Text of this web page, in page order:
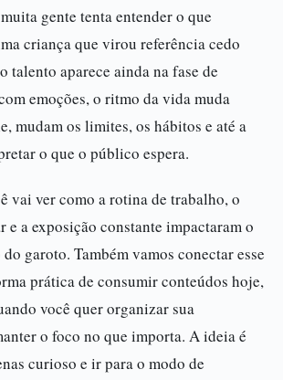
gente tenta entender o que
criança que virou referência cedo
talento aparece ainda na fase de
emoções, o ritmo da vida muda
mudam os limites, os hábitos e até a
o que o público espera.
vai ver como a rotina de trabalho, o
a exposição constante impactaram o
garoto. Também vamos conectar esse
prática de consumir conteúdos hoje,
você quer organizar sua
o foco no que importa. A ideia é
curioso e ir para o modo de